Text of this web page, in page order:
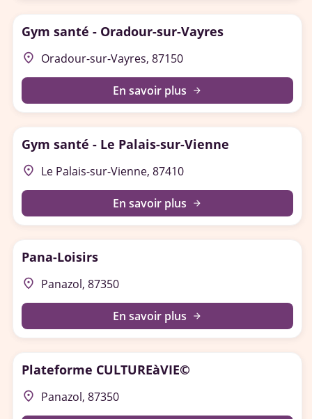
Gym santé - Oradour-sur-Vayres
place Oradour-sur-Vayres, 87150
En savoir plus arrow_forward
Gym santé - Le Palais-sur-Vienne
place Le Palais-sur-Vienne, 87410
En savoir plus arrow_forward
Pana-Loisirs
place Panazol, 87350
En savoir plus arrow_forward
Plateforme CULTUREàVIE©
place Panazol, 87350